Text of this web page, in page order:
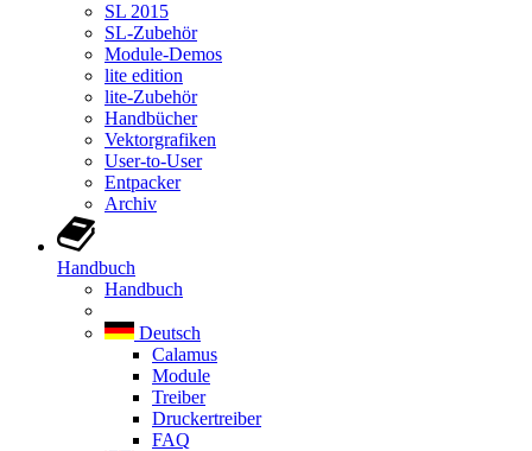
SL 2015
SL-Zubehör
Module-Demos
lite edition
lite-Zubehör
Handbücher
Vektorgrafiken
User-to-User
Entpacker
Archiv
Handbuch
Handbuch
Deutsch
Calamus
Module
Treiber
Druckertreiber
FAQ